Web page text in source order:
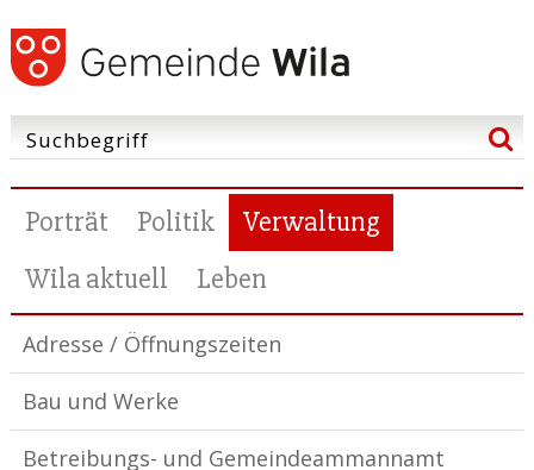
Porträt Politik
Verwaltung
Wila aktuell
Leben
Adresse / Öffnungszeiten
Bau und Werke
Betreibungs- und Gemeindeammannamt